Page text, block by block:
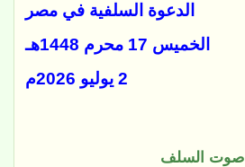
الدعوة السلفية في مصر
الخميس 17 محرم 1448هـ
2 يوليو 2026م
صوت السلف